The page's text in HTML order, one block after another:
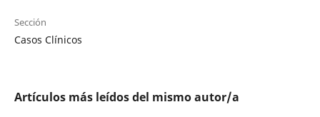
Sección
Casos Clínicos
Artículos más leídos del mismo autor/a